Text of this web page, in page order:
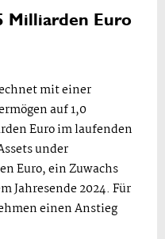
Milliarden Euro
mit einer
auf 1,0
Euro im laufenden
under
Euro, ein Zuwachs
Jahresende 2024. Für
einen Anstieg